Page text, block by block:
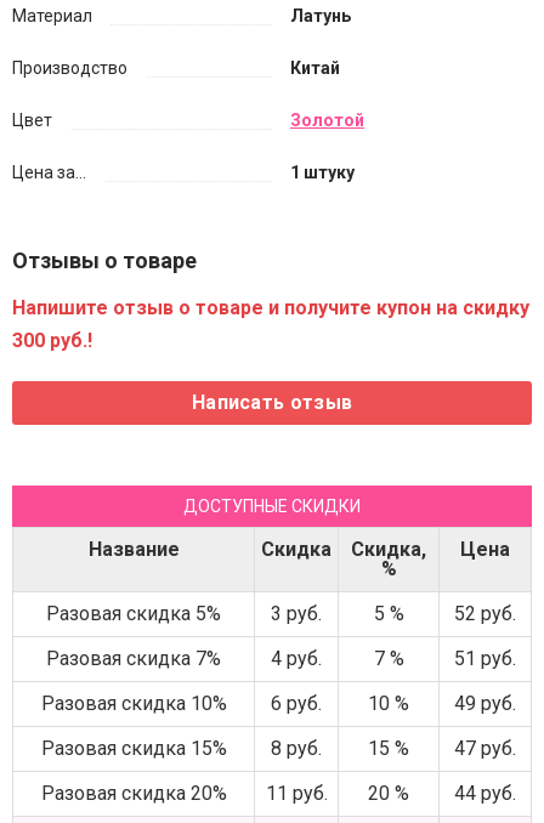
Материал Латунь
Производство Китай
Цвет Золотой
Цена за... 1 штуку
Отзывы о товаре
Напишите отзыв о товаре и получите купон на скидку
300 руб.!
ДОСТУПНЫЕ СКИДКИ
Название Скидка
Скидка,
%
Цена
Разовая скидка 5% 3 руб. 5 %
52 руб.
Разовая скидка 7%
4 руб. 7 %
51 руб.
Разовая скидка 10%
6 руб. 10 %
49 руб.
Разовая скидка 15%
8 руб. 15 %
47 руб.
Разовая скидка 20%
11 руб. 20 %
44 руб.